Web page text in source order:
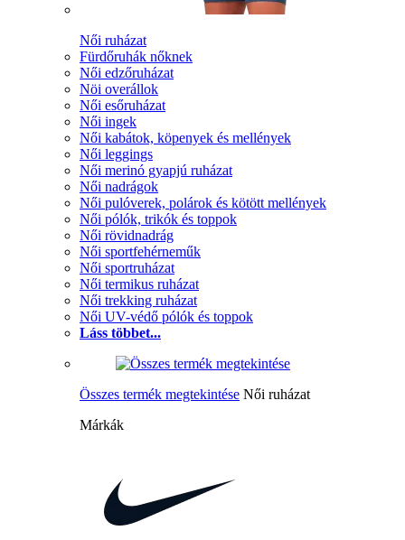
Női ruházat
Fürdőruhák nőknek
Női edzőruházat
Nöi overállok
Női esőruházat
Női ingek
Női kabátok, köpenyek és mellények
Női leggings
Női merinó gyapjú ruházat
Női nadrágok
Női pulóverek, polárok és kötött mellények
Női pólók, trikók és toppok
Női rövidnadrág
Női sportfehérneműk
Női sportruházat
Női termikus ruházat
Női trekking ruházat
Női UV-védő pólók és toppok
Láss többet...
Összes termék megtekintése Női ruházat
Márkák